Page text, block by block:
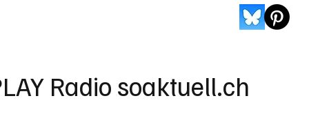
Radio soaktuell.ch